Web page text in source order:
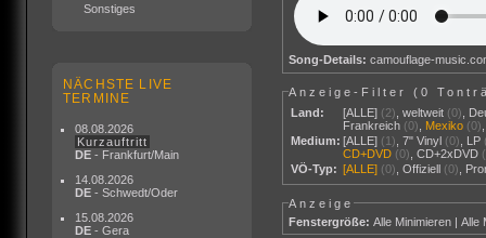
Sonstiges
NÄCHSTE LIVE
TERMINE
08.08.2026
Kurzauftritt
DE - Frankfurt/Main
14.08.2026
DE - Schwedt/Oder
15.08.2026
DE - Gera
Song-Details: camouflage-
Anzeige-Filter (0
Land:
[ALLE] (2) ,weltweit (0)
Frankreich (0) Mexiko (0)
Medium: [ALLE] (1) ,7" Vinyl (0) LP
CD+DVD (0) ,CD+2xDVD
VÖ-Typ: [ALLE] (0) ,Offiziell (0)
Anzeige
Fenstergröße: Alle Minimieren |Alle